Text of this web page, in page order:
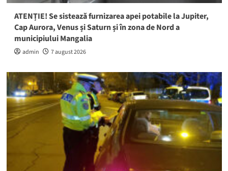
ATENȚIE! Se sistează furnizarea apei potabile la Jupiter,
Cap Aurora, Venus și Saturn și în zona de Nord a
municipiului Mangalia
admin 7 august 2026